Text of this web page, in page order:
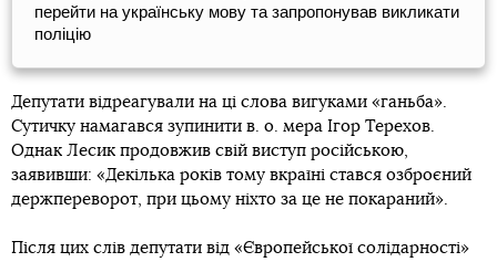
перейти на українську мову та запропонував викликати
поліцію
Депутати відреагували на ці слова вигуками «ганьба».
Сутичку намагався зупинити в. о. мера Ігор Терехов.
Однак Лесик продовжив свій виступ російською,
заявивши: «Декілька років тому вкраїні стався озброєний
держпереворот, при цьому ніхто за це не покараний».
Після цих слів депутати від «Європейської солідарності»